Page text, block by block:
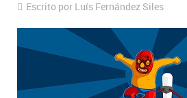
Escrito por Luís Fernández Siles